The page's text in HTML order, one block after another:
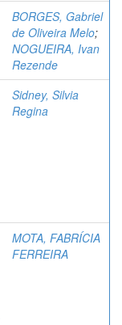
BORGES, Gabriel
de Oliveira Melo;
NOGUEIRA, Ivan
Rezende
Sidney, Silvia
Regina
MOTA, FABRÍCIA
FERREIRA